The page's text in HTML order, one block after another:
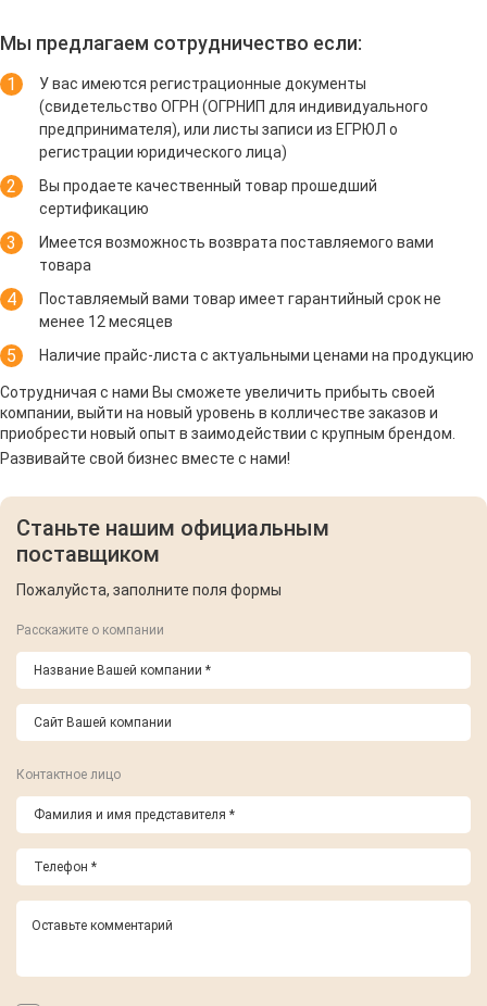
Мы предлагаем сотрудничество если:
У вас имеются регистрационные документы
(свидетельство ОГРН (ОГРНИП для индивидуального
предпринимателя), или листы записи из ЕГРЮЛ о
регистрации юридического лица)
Вы продаете качественный товар прошедший
сертификацию
Имеется возможность возврата поставляемого вами
товара
Поставляемый вами товар имеет гарантийный срок не
менее 12 месяцев
Наличие прайс-листа с актуальными ценами на продукцию
Сотрудничая с нами Вы сможете увеличить прибыть своей
компании, выйти на новый уровень в колличестве заказов и
приобрести новый опыт в заимодействии с крупным брендом.
Развивайте свой бизнес вместе с нами!
Станьте нашим официальным
поставщиком
Пожалуйста, заполните поля формы
Расскажите о компании
Контактное лицо